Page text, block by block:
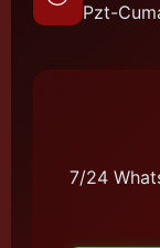
Pzt-
7/24